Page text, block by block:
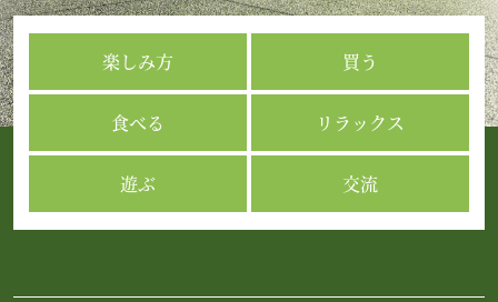
楽しみ方 買う
食べる リラックス
遊ぶ 交流